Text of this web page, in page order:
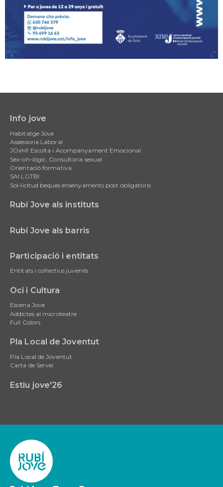
navigation
Info jove
Habitatge Jove
Assessoria Laboral
JOxMI Escolta i Acompanyament Emocional
Sex-oh-lògic, Consultoria sexual
Orientació formativa
SAI LGTBI
Sol•licitud beques ensenyaments post obligatòris
Rubí Jove als instituts
Rubí Jove als barris
Participació i entitats
Entitats i col·lectius juvenils
Oci i Cultura
Escena Jove
Addictes al microteatre
Full Colors
Pla Local de Joventut
Pla Local de Joventut
Carta de Servei
Estiu jove'26